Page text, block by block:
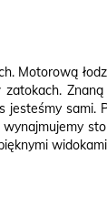
Motorową